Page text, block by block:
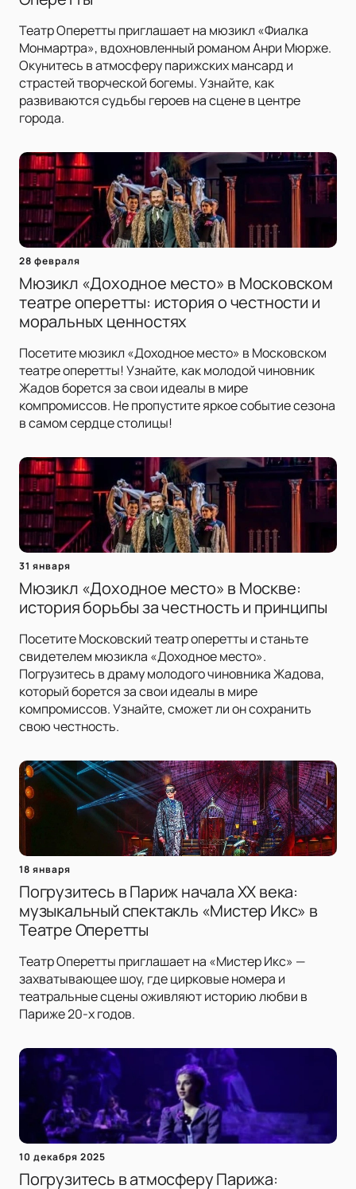
Театр Оперетты приглашает на мюзикл «Фиалка
Монмартра», вдохновленный романом Анри Мюрже.
Окунитесь в атмосферу парижских мансард и
страстей творческой богемы. Узнайте, как
развиваются судьбы героев на сцене в центре
города.
28 февраля
Мюзикл «Доходное место» в Московском
театре оперетты: история о честности и
моральных ценностях
Посетите мюзикл «Доходное место» в Московском
театре оперетты! Узнайте, как молодой чиновник
Жадов борется за свои идеалы в мире
компромиссов. Не пропустите яркое событие сезона
в самом сердце столицы!
31 января
Мюзикл «Доходное место» в Москве:
история борьбы за честность и принципы
Посетите Московский театр оперетты и станьте
свидетелем мюзикла «Доходное место».
Погрузитесь в драму молодого чиновника Жадова,
который борется за свои идеалы в мире
компромиссов. Узнайте, сможет ли он сохранить
свою честность.
18 января
Погрузитесь в Париж начала XX века:
музыкальный спектакль «Мистер Икс» в
Театре Оперетты
Театр Оперетты приглашает на «Мистер Икс» —
захватывающее шоу, где цирковые номера и
театральные сцены оживляют историю любви в
Париже 20-х годов.
10 декабря 2025
Погрузитесь в атмосферу Парижа: